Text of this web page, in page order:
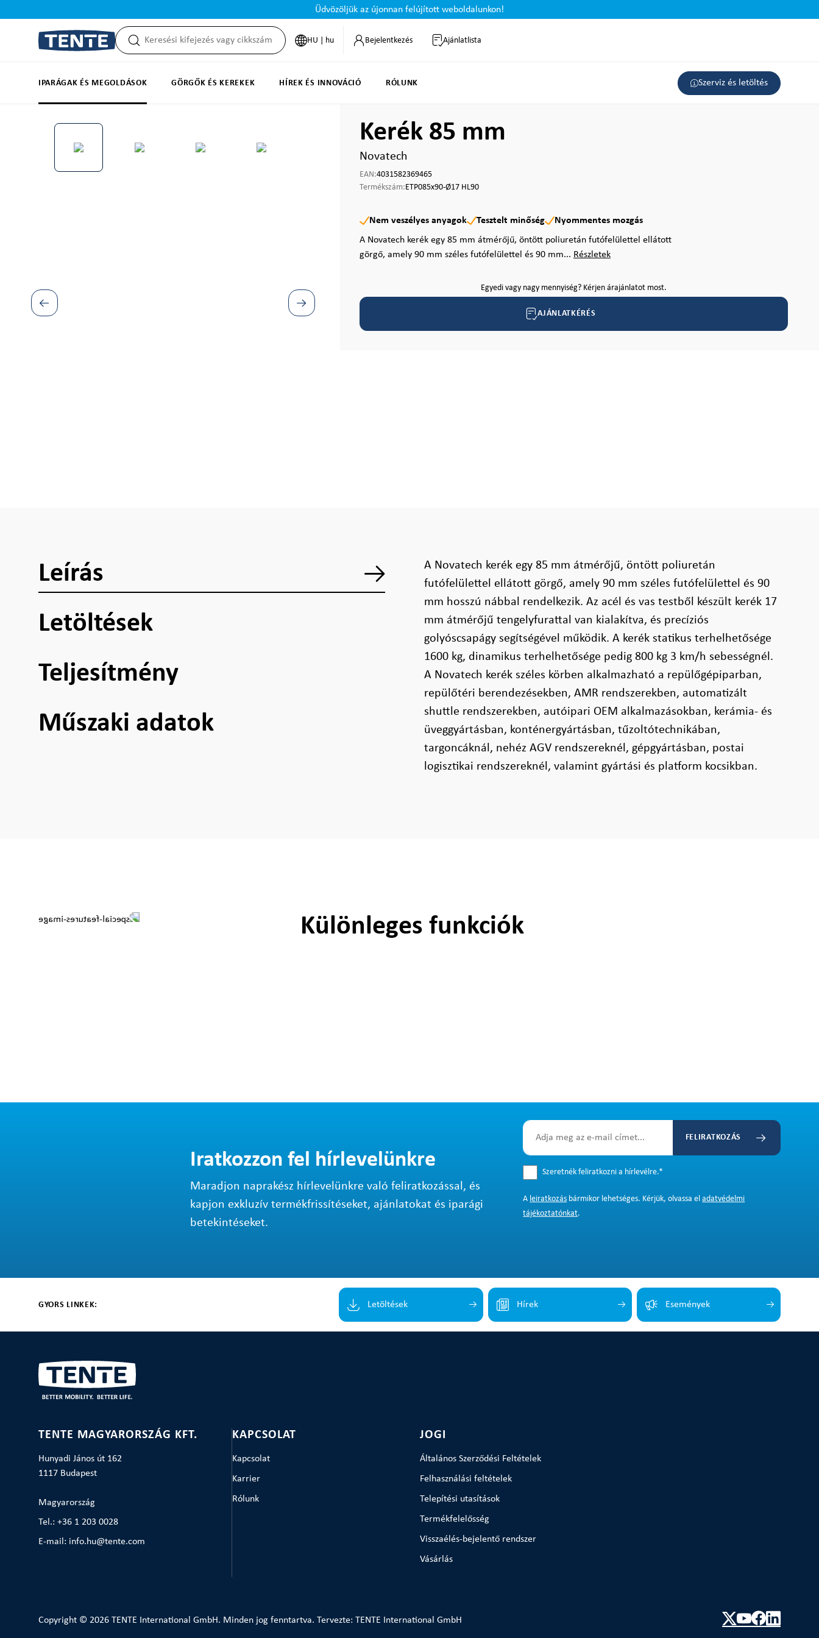
Üdvözöljük az újonnan felújított weboldalunkon!
HU | hu Bejelentkezés Ajánlatlista
IPARÁGAK ÉS MEGOLDÁSOK GÖRGŐK ÉS KEREKEK HÍREK ÉS INNOVÁCIÓ RÓLUNK Szerviz és letöltés
Képgaléria kihagyása Kerék 85 mm
Novatech
EAN:4031582369465
Termékszám:ETP085x90-Ø17 HL90
Nem veszélyes anyagok Tesztelt minőség
Nyommentes mozgás
A Novatech kerék egy 85 mm átmérőjű, öntött poliuretán futófelülettel ellátott
görgő, amely 90 mm széles futófelülettel és 90 mm... Részletek
Egyedi vagy nagy mennyiség? Kérjen árajánlatot most.
AJÁNLATKÉRÉS
Leírás
Letöltések
Teljesítmény
Műszaki adatok
A Novatech kerék egy 85 mm átmérőjű, öntött poliuretán
futófelülettel ellátott görgő, amely 90 mm széles futófelülettel és 90
mm hosszú nábbal rendelkezik. Az acél és vas testből készült kerék 17
mm átmérőjű tengelyfurattal van kialakítva, és precíziós
golyóscsapágy segítségével működik. A kerék statikus terhelhetősége
1600 kg, dinamikus terhelhetősége pedig 800 kg 3 km/h sebességnél.
A Novatech kerék széles körben alkalmazható a repülőgépiparban,
repülőtéri berendezésekben, AMR rendszerekben, automatizált
shuttle rendszerekben, autóipari OEM alkalmazásokban, kerámia- és
üveggyártásban, konténergyártásban, tűzoltótechnikában,
targoncáknál, nehéz AGV rendszereknél, gépgyártásban, postai
logisztikai rendszereknél, valamint gyártási és platform kocsikban.
Különleges funkciók
Iratkozzon fel hírlevelünkre
Maradjon naprakész hírlevelünkre való feliratkozással, és
kapjon exkluzív termékfrissítéseket, ajánlatokat és iparági
betekintéseket.
FELIRATKOZÁS
Szeretnék feliratkozni a hírlevélre.*
A leiratkozás bármikor lehetséges. Kérjük, olvassa eladatvédelmi
tájékoztatónkat.
GYORS LINKEK: Letöltések Hírek Események
TENTE MAGYARORSZÁG KFT.
Hunyadi János út 162
1117 Budapest
Magyarország
Tel.: +36 1 203 0028
E-mail: info.hu@tente.com
KAPCSOLAT
Kapcsolat
Karrier
Rólunk
JOGI
Általános Szerződési Feltételek
Felhasználási feltételek
Telepítési utasítások
Termékfelelősség
Visszaélés-bejelentő rendszer
Vásárlás
Copyright © 2026 TENTE International GmbH. Minden jog fenntartva. Tervezte: TENTE International GmbH